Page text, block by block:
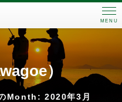
MENU
）
Month: 2020年3月